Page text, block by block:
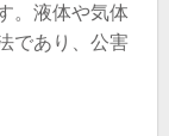
。液体や気体
であり、公害